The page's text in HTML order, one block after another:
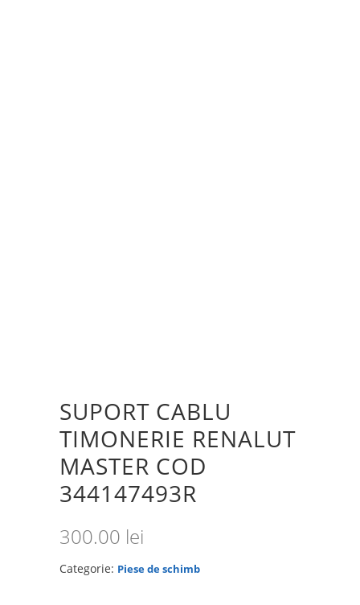
SUPORT CABLU
TIMONERIE RENALUT
MASTER COD
344147493R
300.00 lei
Categorie: Piese de schimb